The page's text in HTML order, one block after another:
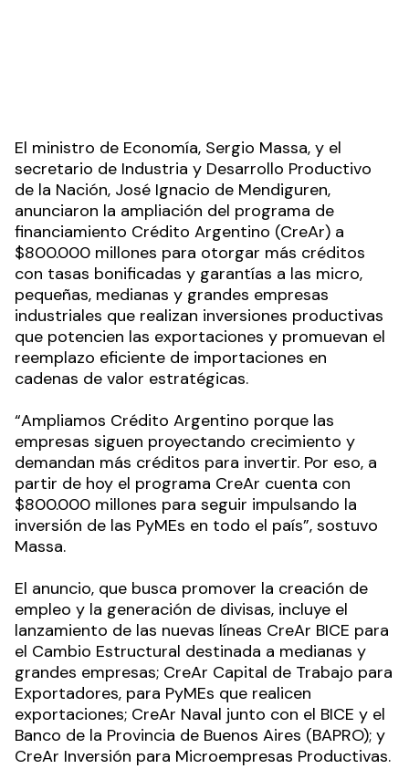
El ministro de Economía, Sergio Massa, y el
secretario de Industria y Desarrollo Productivo
de la Nación, José Ignacio de Mendiguren,
anunciaron la ampliación del programa de
financiamiento Crédito Argentino (CreAr) a
$800.000 millones para otorgar más créditos
con tasas bonificadas y garantías a las micro,
pequeñas, medianas y grandes empresas
industriales que realizan inversiones productivas
que potencien las exportaciones y promuevan el
reemplazo eficiente de importaciones en
cadenas de valor estratégicas.
“Ampliamos Crédito Argentino porque las
empresas siguen proyectando crecimiento y
demandan más créditos para invertir. Por eso, a
partir de hoy el programa CreAr cuenta con
$800.000 millones para seguir impulsando la
inversión de las PyMEs en todo el país”, sostuvo
Massa.
El anuncio, que busca promover la creación de
empleo y la generación de divisas, incluye el
lanzamiento de las nuevas líneas CreAr BICE para
el Cambio Estructural destinada a medianas y
grandes empresas; CreAr Capital de Trabajo para
Exportadores, para PyMEs que realicen
exportaciones; CreAr Naval junto con el BICE y el
Banco de la Provincia de Buenos Aires (BAPRO); y
CreAr Inversión para Microempresas Productivas.